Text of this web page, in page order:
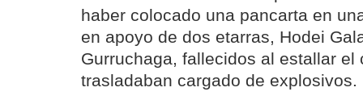
haber colocado una pancarta en
en apoyo de dos etarras, Hodei
Gurruchaga, fallecidos al estallar el
trasladaban cargado de explosivos.